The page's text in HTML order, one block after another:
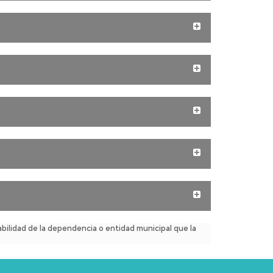
Expandir/
Expandir/
Expandir/
Expandir/
Expandir/
de la dependencia o entidad municipal que la